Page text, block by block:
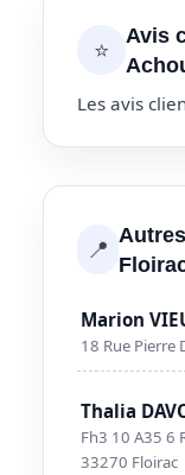
⭐
Avis
Les avis
📍
Marion
18 Rue Pierre
Thalia
Fh3 10 A35 6
33270 Floirac